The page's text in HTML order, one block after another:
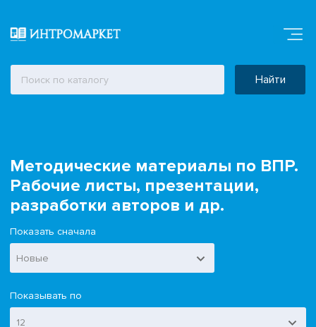
Найти
Методические материалы по ВПР.
Рабочие листы, презентации,
разработки авторов и др.
Показать сначала
Новые
Показывать по
12